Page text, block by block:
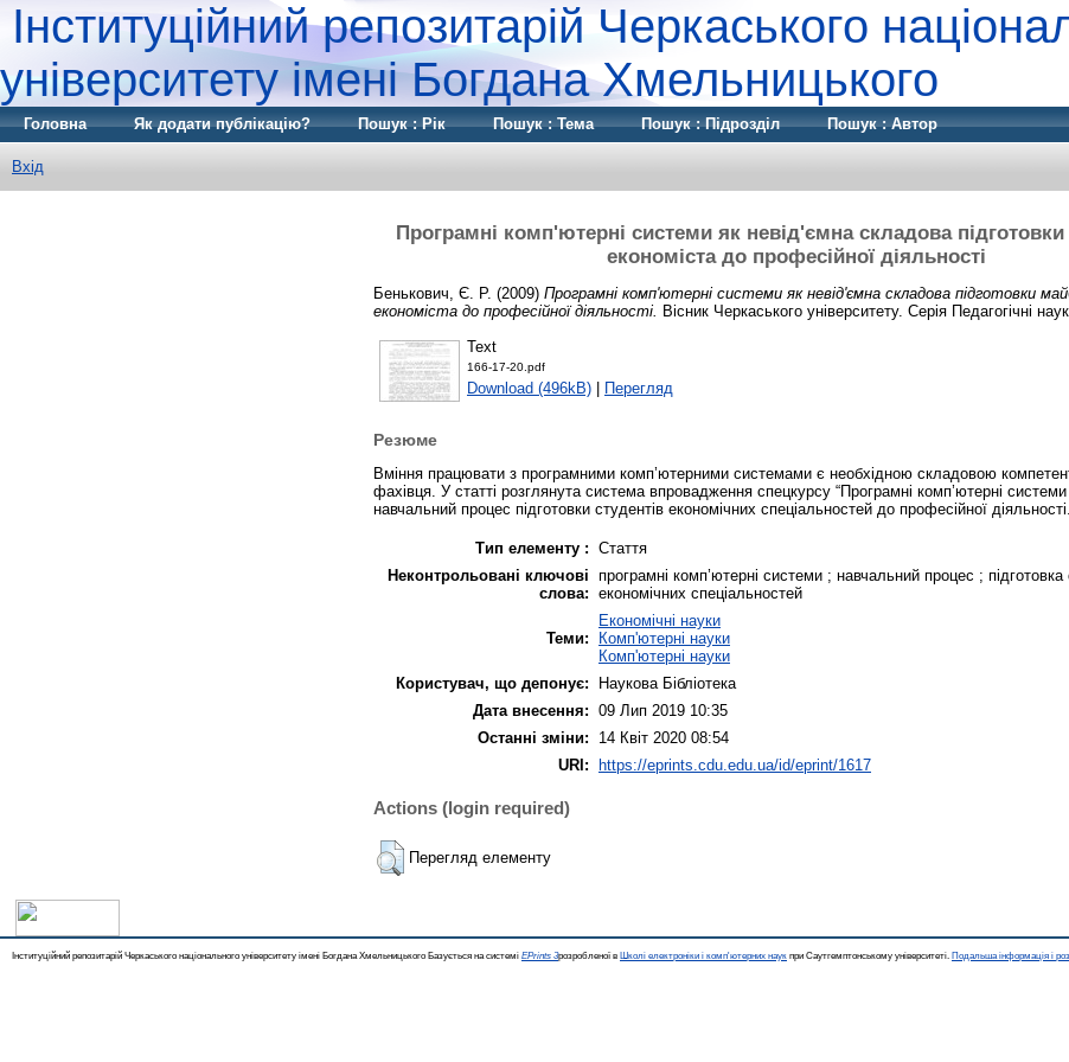
Інституційний репозитарій Черкаського
університету імені Богдана Хмельницького
Головна Як додати публікацію? Пошук : Рік Пошук : Тема Пошук : Підрозділ Пошук : Автор
Вхід
Програмні комп'ютерні системи як невід'ємна складова
економіста до професійної діяльності
Бенькович, Є. Р. (2009) Програмні комп'ютерні системи як невід'ємна складова підготовки
економіста до професійної діяльності. Вісник Черкаського університету. Серія Педагогічні
Text
166-17-20.pdf
Download (496kB) Перегляд
Резюме
Вміння працювати з програмними комп’ютерними системами є необхідною складовою
фахівця. У статті розглянута система впровадження спецкурсу “Програмні комп’ютерні системи
навчальний процес підготовки студентів економічних спеціальностей до професійної діяльності.
Тип елементу : Стаття
Неконтрольовані ключові
слова:
програмні комп’ютерні системи ; навчальний процес ; підготовка
економічних спеціальностей
Теми:
Економічні науки
Комп'ютерні науки
Комп'ютерні науки
Користувач, що депонує:
Наукова Бібліотека
Дата внесення: 09 Лип 2019 10:35
Останні зміни:
14 Квіт 2020 08:54
URI: https://eprints.cdu.edu.ua/id/eprint/1617
Actions (login required)
Перегляд елементу
Інституційний репозитарій Черкаського національного університету імені Богдана Хмельницького Базується на системі EPrints 3розробленої в Школі електроніки і комп'ютерних наук при Саутгемптонському університеті. Подальша інформація і